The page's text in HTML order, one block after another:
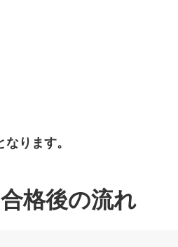
なります。
合格後の流れ